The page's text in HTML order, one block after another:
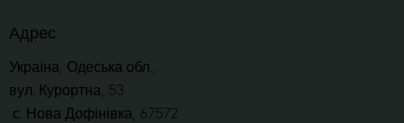
Адрес
Україна, Одеська обл.,
вул. Курортна, 53
с. Нова Дофінівка, 67572